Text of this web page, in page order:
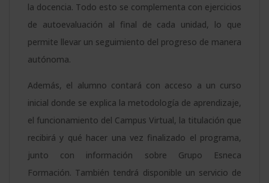
la docencia. Todo esto se complementa con ejercicios
de autoevaluación al final de cada unidad, lo que
permite llevar un seguimiento del progreso de manera
autónoma.
Además, el alumno contará con acceso a un curso
inicial donde se explica la metodología de aprendizaje,
el funcionamiento del Campus Virtual, la titulación que
recibirá y qué hacer una vez finalizado el programa,
junto con información sobre Grupo Esneca
Formación. También tendrá disponible un servicio de